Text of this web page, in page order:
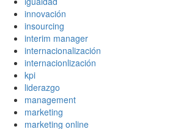
innovación
insourcing
interim manager
internacionalización
internacionlización
kpi
liderazgo
management
marketing
marketing online